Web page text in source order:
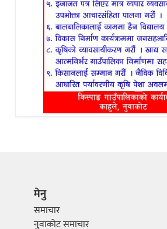
मेनु
समाचार
नुवाकोट समाचार